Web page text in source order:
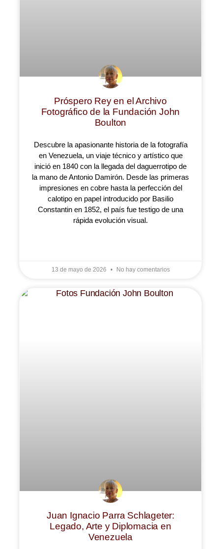
Próspero Rey en el Archivo
Fotográfico de la Fundación John
Boulton
Descubre la apasionante historia de la fotografía
en Venezuela, un viaje técnico y artístico que
inició en 1840 con la llegada del daguerrotipo de
la mano de Antonio Damirón. Desde las primeras
impresiones en cobre hasta la perfección del
calotipo en papel introducido por Basilio
Constantin en 1852, el país fue testigo de una
rápida evolución visual.
13 de mayo de 2026 No hay comentarios
Juan Ignacio Parra Schlageter:
Legado, Arte y Diplomacia en
Venezuela